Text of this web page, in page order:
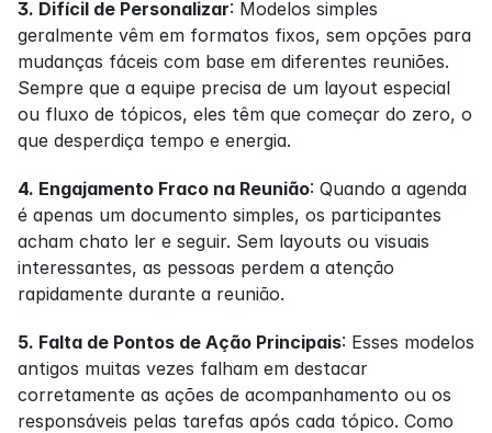
3. Difícil de Personalizar: Modelos simples
geralmente vêm em formatos fixos, sem opções para
mudanças fáceis com base em diferentes reuniões.
Sempre que a equipe precisa de um layout especial
ou fluxo de tópicos, eles têm que começar do zero, o
que desperdiça tempo e energia.
4. Engajamento Fraco na Reunião: Quando a agenda
é apenas um documento simples, os participantes
acham chato ler e seguir. Sem layouts ou visuais
interessantes, as pessoas perdem a atenção
rapidamente durante a reunião.
5. Falta de Pontos de Ação Principais: Esses modelos
antigos muitas vezes falham em destacar
corretamente as ações de acompanhamento ou os
responsáveis pelas tarefas após cada tópico. Como